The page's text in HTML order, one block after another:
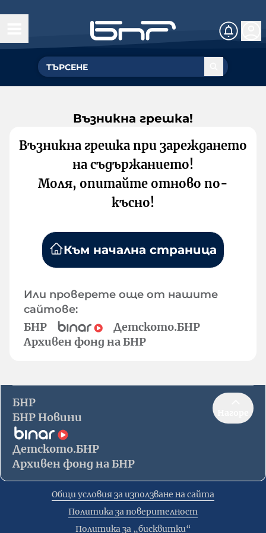
Възникна грешка!
Възникна грешка при зареждането
на съдържанието!
Моля, опитайте отново по-
късно!
Към начална страница
Или проверете още от нашите
сайтове:
БНР
Детското.БНР
Архивен фонд на БНР
БНР
БНР Новини
Детското.БНР
Архивен фонд на БНР
Общи условия за използване на сайта
Политика за поверителност
Политика за „бисквитки“